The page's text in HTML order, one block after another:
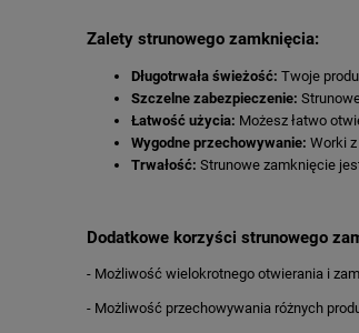
Zalety strunowego zamknięcia:
Długotrwała świeżość: Twoje
Szczelne zabezpieczenie:
Łatwość użycia: Możesz łatwo
Wygodne przechowywanie: Worki
Trwałość: Strunowe zamknięcie
Dodatkowe korzyści strunowego
- Możliwość wielokrotnego otwierania i
- Możliwość przechowywania różnych